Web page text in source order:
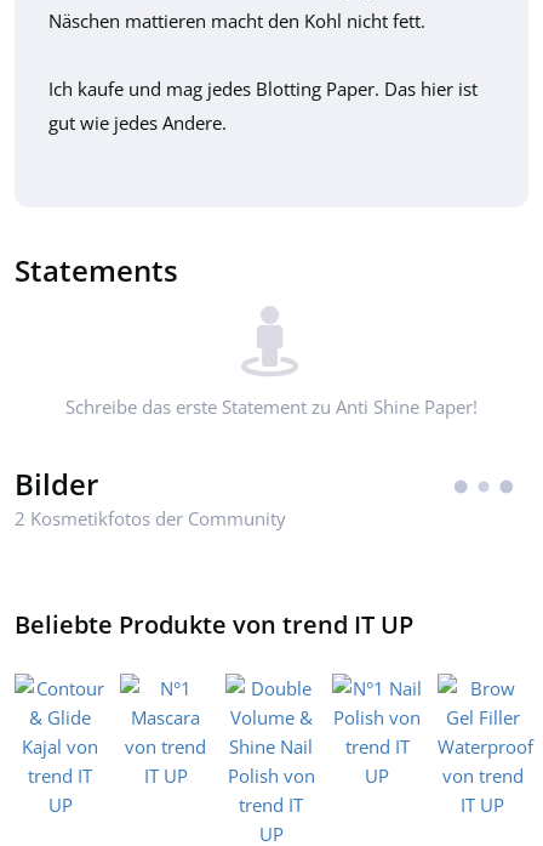
Näschen mattieren macht den Kohl nicht fett.
Ich kaufe und mag jedes Blotting Paper. Das hier ist
gut wie jedes Andere.
Statements
Schreibe das erste Statement zu Anti Shine Paper!
Bilder
2 Kosmetikfotos der Community
Beliebte Produkte von trend IT UP